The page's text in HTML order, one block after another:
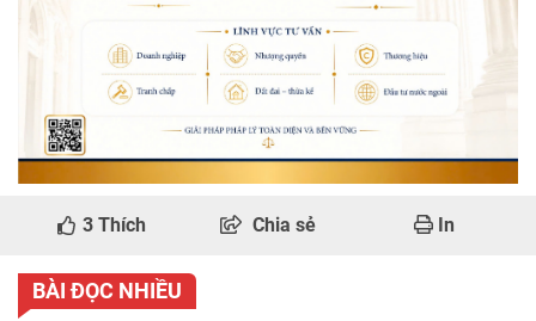
3 Thích Chia sẻ In
BÀI ĐỌC NHIỀU